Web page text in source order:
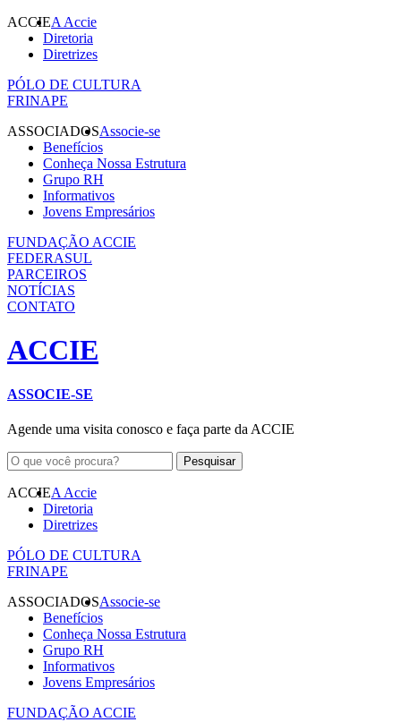
ACCIEA Accie
Diretoria
Diretrizes
PÓLO DE CULTURA
FRINAPE
ASSOCIADOSAssocie-se
Benefícios
Conheça Nossa Estrutura
Grupo RH
Informativos
Jovens Empresários
FUNDAÇÃO ACCIE
FEDERASUL
PARCEIROS
NOTÍCIAS
CONTATO
ACCIE
ASSOCIE-SE
Agende uma visita conosco e faça parte da ACCIE
ACCIEA Accie
Diretoria
Diretrizes
PÓLO DE CULTURA
FRINAPE
ASSOCIADOSAssocie-se
Benefícios
Conheça Nossa Estrutura
Grupo RH
Informativos
Jovens Empresários
FUNDAÇÃO ACCIE